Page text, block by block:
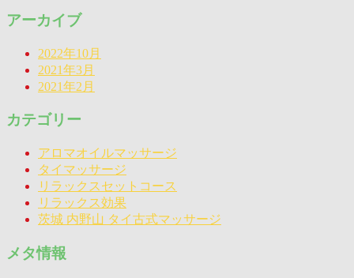
アーカイブ
2022年10月
2021年3月
2021年2月
カテゴリー
アロマオイルマッサージ
タイマッサージ
リラックスセットコース
リラックス効果
茨城 内野山 タイ古式マッサージ
メタ情報